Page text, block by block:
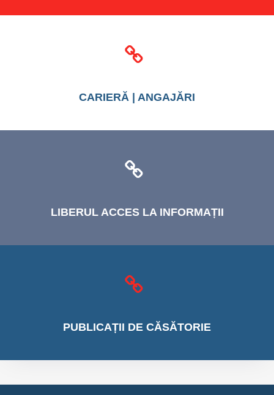
CARIERĂ | ANGAJĂRI
LIBERULACCES LA INFORMAȚII
PUBLICAȚII DE CĂSĂTORIE